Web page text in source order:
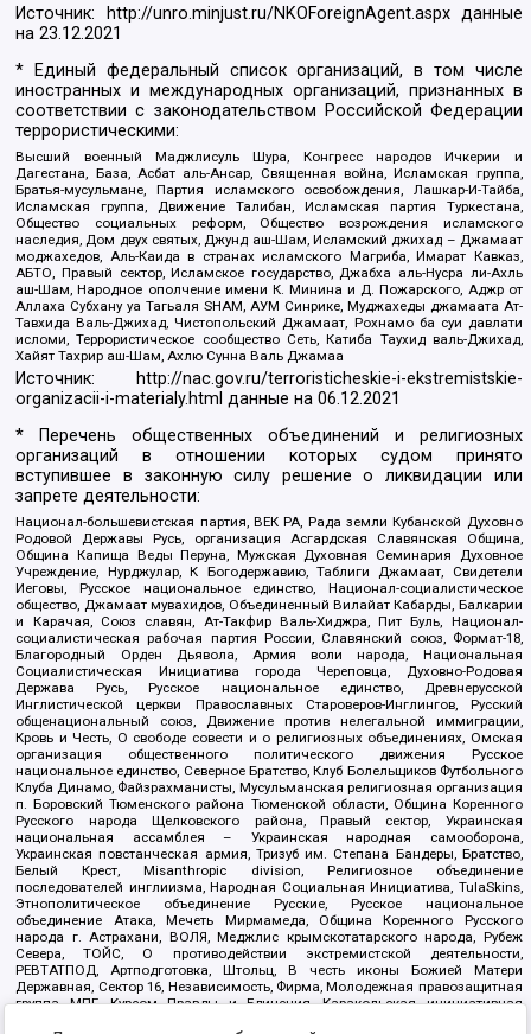
Источник: http://unro.minjust.ru/NKOForeignAgent.aspxданные
на23.12.2021
* Единый федеральный список организаций, в том числе
иностранных и международных организаций, признанных в
соответствии с законодательством Российской Федерации
террористическими:
Высший военный Маджлисуль Шура, Конгресс народов Ичкерии и
Дагестана, База, Асбат аль-Ансар, Священная война, Исламская группа,
Братья-мусульмане, Партия исламского освобождения, Лашкар-И-Тайба,
Исламская группа, Движение Талибан, Исламская партия Туркестана,
Общество социальных реформ, Общество возрождения исламского
наследия, Дом двух святых, Джунд аш-Шам, Исламский джихад – Джамаат
моджахедов, Аль-Каида в странах исламского Магриба, Имарат Кавказ,
АБТО, Правый сектор, Исламское государство, Джабха аль-Нусра ли-Ахль
аш-Шам, Народное ополчение имени К. Минина и Д. Пожарского, Аджр от
Аллаха Субхану уа Тагьаля SHAM, АУМ Синрике, Муджахеды джамаата Ат-
Тавхида Валь-Джихад, Чистопольский Джамаат, Рохнамо ба суи давлати
исломи, Террористическое сообщество Сеть, Катиба Таухид валь-Джихад,
Хайят Тахрир аш-Шам, Ахлю Сунна Валь Джамаа
Источник:
http://nac.gov.ru/terroristicheskie-i-ekstremistskie-
organizacii-i-materialy.html данные на06.12.2021
* Перечень общественных объединений и религиозных
организаций в отношении которых судом принято
вступившее в законную силу решение о ликвидации или
запрете деятельности:
Национал-большевистская партия, ВЕК РА, Рада земли Кубанской Духовно
Родовой Державы Русь, организация Асгардская Славянская Община,
Община Капища Веды Перуна, Мужская Духовная Семинария Духовное
Учреждение, Нурджулар, К Богодержавию, Таблиги Джамаат, Свидетели
Иеговы, Русское национальное единство, Национал-социалистическое
общество, Джамаат мувахидов, Объединенный Вилайат Кабарды, Балкарии
и Карачая, Союз славян, Ат-Такфир Валь-Хиджра, Пит Буль, Национал-
социалистическая рабочая партия России, Славянский союз, Формат-18,
Благородный Орден Дьявола, Армия воли народа, Национальная
Социалистическая Инициатива города Череповца, Духовно-Родовая
Держава Русь, Русское национальное единство, Древнерусской
Инглистической церкви Православных Староверов-Инглингов, Русский
общенациональный союз, Движение против нелегальной иммиграции,
Кровь и Честь, О свободе совести и о религиозных объединениях, Омская
организация общественного политического движения Русское
национальное единство, Северное Братство, Клуб Болельщиков Футбольного
Клуба Динамо, Файзрахманисты, Мусульманская религиозная организация
п. Боровский Тюменского района Тюменской области, Община Коренного
Русского народа Щелковского района, Правый сектор, Украинская
национальная ассамблея – Украинская народная самооборона,
Украинская повстанческая армия, Тризуб им. Степана Бандеры, Братство,
Белый Крест, Misanthropic division, Религиозное объединение
последователей инглиизма, Народная Социальная Инициатива, TulaSkins,
Этнополитическое объединение Русские, Русское национальное
объединение Атака, Мечеть Мирмамеда, Община Коренного Русского
народа г. Астрахани, ВОЛЯ, Меджлис крымскотатарского народа, Рубеж
Севера, ТОЙС, О противодействии экстремистской деятельности,
РЕВТАТПОД, Артподготовка, Штольц, В честь иконы Божией Матери
Державная, Сектор 16, Независимость, Фирма, Молодежная правозащитная
группа МПГ, Курсом Правды и Единения, Каракольская инициативная